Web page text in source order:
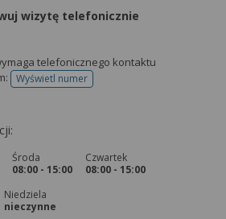
wizytę telefonicznie
telefonicznego kontaktu
Wyświetl numertelefonu do rejestracji
Środa
08:00 - 15:00
Czwartek
08:00 - 15:00
Niedziela
nieczynne